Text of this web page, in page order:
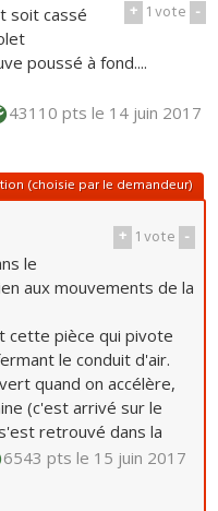
+ 1vote -
soit cassé
poussé à fond....
43110 ptsle 14 juin 2017
(choisie par le demandeur)
+ 1vote -
le
aux mouvements de la
cette pièce qui pivote
le conduit d'air.
quand on accélère,
(c'est arrivé sur le
retrouvé dans la
6543 ptsle 15 juin 2017